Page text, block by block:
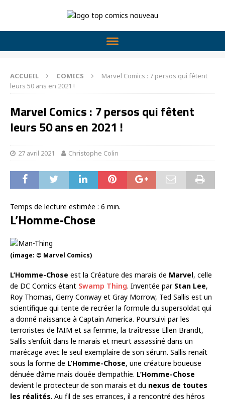
ACCUEIL COMICS
Marvel Comics : 7 persos qui fêtent
leurs 50 ans en 2021 !
Marvel Comics : 7 persos qui fêtent
leurs 50 ans en 2021 !
27 avril 2021 Christophe Colin
Temps de lecture estimée : 6 min.
L’Homme-Chose
(image: © Marvel Comics)
L’Homme-Chose est la Créature des marais de Marvel, celle
de DC Comics étant Swamp Thing. Inventée par Stan Lee,
Roy Thomas, Gerry Conway et Gray Morrow, Ted Sallis est un
scientifique qui tente de recréer la formule du supersoldat qui
a donné naissance à Captain America. Poursuivi par les
terroristes de l’AIM et sa femme, la traîtresse Ellen Brandt,
Sallis s’enfuit dans le marais et meurt assassiné dans un
marécage avec le seul exemplaire de son sérum. Sallis renaît
sous la forme de L’Homme-Chose, une créature boueuse
dénuée d’âme mais douée d’empathie. L’Homme-Chose
devient le protecteur de son marais et du nexus de toutes
les réalités. Au fil de ses errances, il a rencontré des héros